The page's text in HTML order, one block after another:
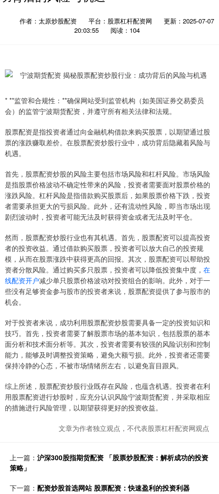
作者：太原炒股配资 平台：股票杠杆配资网
更新：2025-07-07
20:03:55
阅读：104
* **监管和合规性：**确保网站受到监管机构（如美国证券交易委员
会）的监管宁波期货配资，并遵守所有相关法律和法规。
股票配资是指投资者通过向金融机构借款来购买股票，以期望通过股
票的涨跌赚取差价。在股票配资炒股行业中，成功背后隐藏着风险与
机遇。
首先，股票配资炒股的风险主要包括市场风险和杠杆风险。市场风险
是指股票价格波动不确定性带来的风险，投资者需要面对股票价格的
涨跌风险。杠杆风险是指借款购买股票后，如果股票价格下跌，投资
者需要承担更大的亏损风险。此外，还有流动性风险，即当市场出现
剧烈波动时，投资者可能无法及时获得资金或者无法及时平仓。
然而，股票配资炒股行业也有其机遇。首先，股票配资可以提高投资
者的投资收益。通过借款购买股票，投资者可以放大自己的投资规
模，从而在股票涨跌中获得更高的回报。其次，股票配资可以帮助投
资者分散风险。通过购买多只股票，投资者可以降低投资集中度， 在
线配资开户减少单只股票价格波动对投资组合的影响。此外，对于一
些没有足够资金参与股市的投资者来说，股票配资提供了参与股市的
机会。
对于投资者来说，成功利用股票配资炒股需要具备一定的投资知识和
技巧。首先，投资者需要了解股票市场的基本知识，包括股票的基本
面分析和技术面分析等。其次，投资者需要有较强的风险识别和控制
能力，能够及时调整投资策略，避免大额亏损。此外，投资者还需要
保持冷静的心态，不被市场情绪所左右，以避免盲目跟风。
综上所述，股票配资炒股行业既存在风险，也蕴含机遇。投资者在利
用股票配资进行炒股时，应充分认识风险宁波期货配资，并采取相应
的措施进行风险管理，以期望获得更好的投资收益。
文章为作者独立观点，不代表股票杠杆配资网观点
上一篇： 沪深300股指期货配资 「股票炒股配资：解析成功的投资
策略」
下一篇： 配资炒股首选网站 股票配资：快速盈利的投资利器